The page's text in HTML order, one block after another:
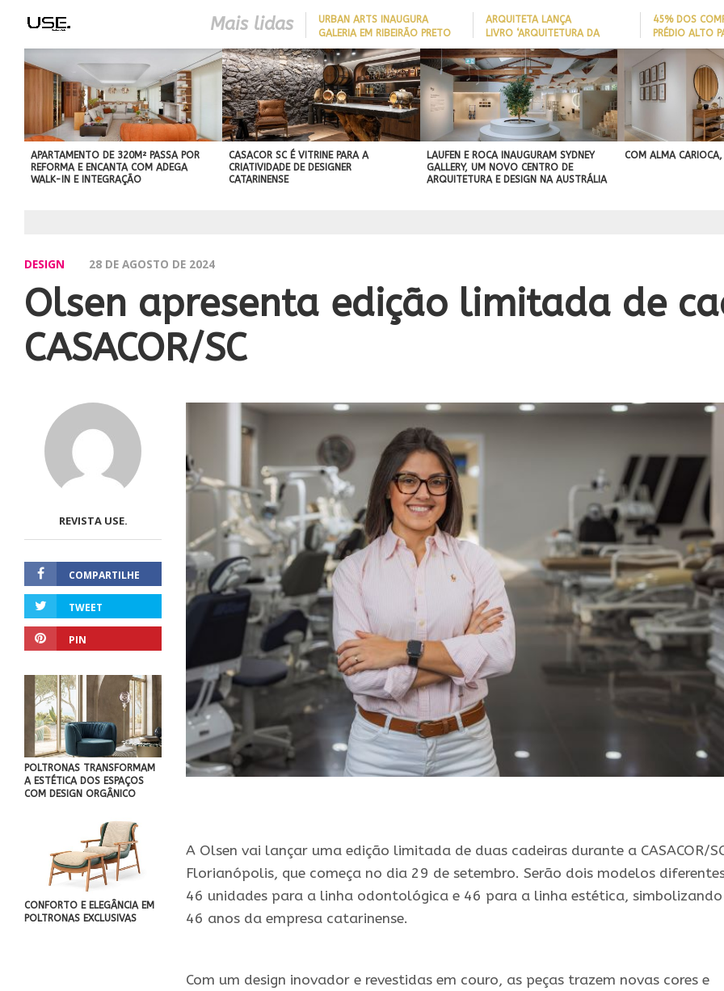
Mais lidas
​URBAN ARTS INAUGURA
GALERIA EM RIBEIRÃO PRETO
ARQUITETA LANÇA
LIVRO ‘ARQUITETURA DA
LONGEVIDADE’ PARA AJUDAR A
REDUZIR QUEDAS DE IDOSOS
EM CASA E ADAPTAR LARES
SEM REFORMAS
45% DOS
PRÉDIO ALTO
ITAJAÍ TÊM
PERFIL DO
BRASILEIRO
BEST IN SHOW
ABIMAD’42 DESTACA O DESIGN
BRASILEIRO E REFORÇA SUA PROJEÇÃO
NO MERCADO INTERNACIONAL
COM CHARME DA
ARQUITETURA ITALIANA, CASA
DE VILA COM 120M² GANHA
‘CARTÃO DE VISITAS’ COM
PAREDE DE TIJOLOS
APARENTES; CONFIRA
APARTAMENTO DE 320M² PASSA POR
REFORMA E ENCANTA COM ADEGA
WALK-IN E INTEGRAÇÃO
CASACOR SC É VITRINE PARA A
CRIATIVIDADE DE DESIGNER
CATARINENSE
LAUFEN E ROCA INAUGURAM SYDNEY
GALLERY, UM NOVO CENTRO DE
ARQUITETURA E DESIGN NA AUSTRÁLIA
COM ALMA CARIOCA,
DESIGN 28 DE AGOSTO DE 2024
Olsen apresenta edição limitada de
CASACOR/SC
REVISTA USE.
COMPARTILHE
TWEET
PIN
POLTRONAS TRANSFORMAM
A ESTÉTICA DOS ESPAÇOS
COM DESIGN ORGÂNICO
CONFORTO E ELEGÂNCIA EM
POLTRONAS EXCLUSIVAS
A Olsen vai lançar uma edição limitada de duas cadeiras durante a CASACOR/
Florianópolis, que começa no dia 29 de setembro. Serão dois modelos
46 unidades para a linha odontológica e 46 para a linha estética,
46 anos da empresa catarinense.
Com um design inovador e revestidas em couro, as peças trazem novas cores e